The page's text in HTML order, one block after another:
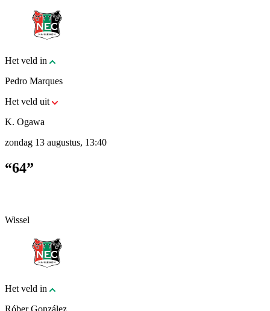
Het veld in
Pedro Marques
Het veld uit
K. Ogawa
zondag 13 augustus, 13:40
“64”
Wissel
Het veld in
Róber González